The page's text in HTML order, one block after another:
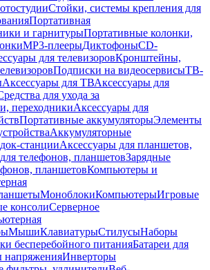
Стойки, системы крепления для
Портативная
и гарнитурыПортативные колонки,
MP3-плеерыДиктофоныCD-
для телевизоровКронштейны,
Подписки на видеосервисыТВ-
Аксессуары для ТВАксессуары для
для ухода за
переходникиАксессуары для
Портативные аккумуляторыЭлементы
Аккумуляторные
станцииАксессуары для планшетов,
телефонов, планшетовЗарядные
планшетовКомпьютеры и
МоноблокиКомпьютерыИгровые
консолиСерверное
МышиКлавиатурыСтилусыНаборы
бесперебойного питанияБатареи для
напряженияИнверторы